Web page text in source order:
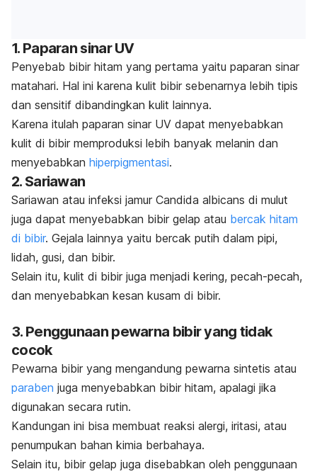
1. Paparan sinar UV
Penyebab bibir hitam yang pertama yaitu paparan sinar
matahari. Hal ini karena kulit bibir sebenarnya lebih tipis
dan sensitif dibandingkan kulit lainnya.
Karena itulah paparan sinar UV dapat menyebabkan
kulit di bibir memproduksi lebih banyak melanin dan
menyebabkan hiperpigmentasi.
2. Sariawan
Sariawan atau infeksi jamur Candida albicans di mulut
juga dapat menyebabkan bibir gelap atau bercak hitam
di bibir. Gejala lainnya yaitu bercak putih dalam pipi,
lidah, gusi, dan bibir.
Selain itu, kulit di bibir juga menjadi kering, pecah-pecah,
dan menyebabkan kesan kusam di bibir.
3. Penggunaan pewarna bibir yang tidak
cocok
Pewarna bibir yang mengandung pewarna sintetis atau
paraben juga menyebabkan bibir hitam, apalagi jika
digunakan secara rutin.
Kandungan ini bisa membuat reaksi alergi, iritasi, atau
penumpukan bahan kimia berbahaya.
Selain itu, bibir gelap juga disebabkan oleh penggunaan